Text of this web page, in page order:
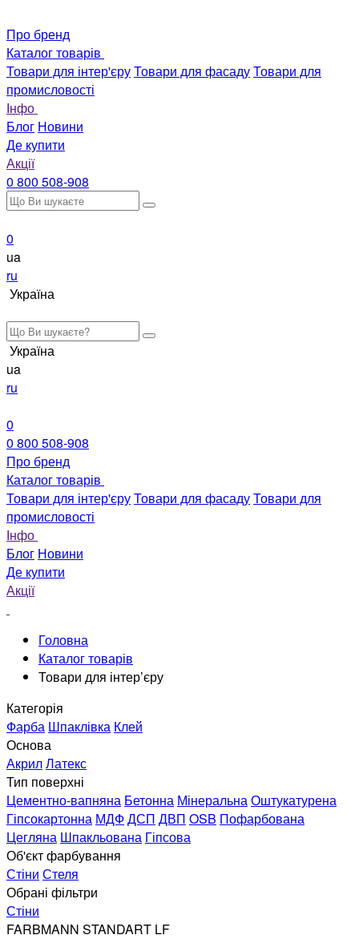
Про бренд
Каталог товарів
Товари для інтер'єруТовари для фасадуТовари для
промисловості
Інфо
Блог Новини
Де купити
Акції
0 800 508-908
0
ua
ru
Україна
Україна
ua
ru
0
0 800 508-908
Про бренд
Каталог товарів
Товари для інтер'єруТовари для фасадуТовари для
промисловості
Інфо
Блог Новини
Де купити
Акції
Головна
Каталог товарів
Товари для інтер’єру
Категорія
Фарба Шпаклівка Клей
Основа
АкрилЛатекс
Тип поверхні
Цементно-вапняна Бетонна МінеральнаОштукатурена
Гіпсокартонна МДФДСП ДВП OSB Пофарбована
Цегляна Шпакльована Гіпсова
Об'єкт фарбування
Стіни Стеля
Обрані фільтри
Стіни
FARBMANN STANDART LF